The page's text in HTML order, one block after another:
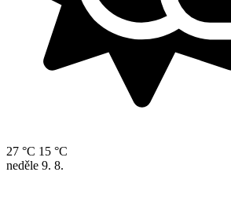
27 °C 15 °C
neděle 9. 8.